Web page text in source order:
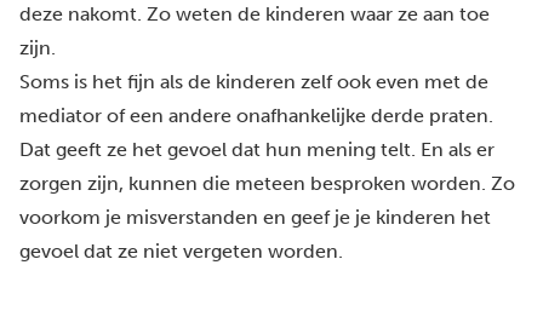
deze nakomt. Zo weten de kinderen waar ze aan toe
zijn.
Soms is het fijn als de kinderen zelf ook even met de
mediator of een andere onafhankelijke derde praten.
Dat geeft ze het gevoel dat hun mening telt . En als er
zorgen zijn, kunnen die meteen besproken worden. Zo
voorkom je misverstanden en geef je je kinderen het
gevoel dat ze niet vergeten worden.